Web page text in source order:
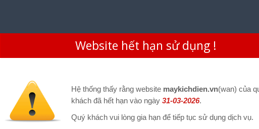
Website hết hạn sử dụng !
Hệ thống thấy rằng website maykichdien.vn(wan) của
khách đã hết hạn vào ngày 31-03-2026.
Quý khách vui lòng gia hạn để tiếp tục sử dụng dịch vụ.